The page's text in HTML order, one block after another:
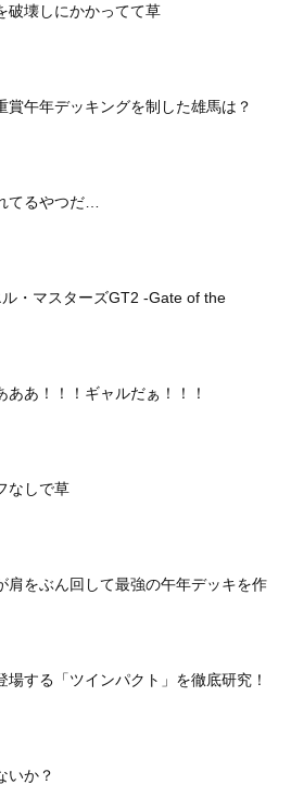
破壊しにかかってて草
賞午年デッキングを制した雄馬は？
てるやつだ…
・マスターズGT2 -Gate of the
ああ！！！ギャルだぁ！！！
なしで草
肩をぶん回して最強の午年デッキを作
場する「ツインパクト」を徹底研究！
いか？